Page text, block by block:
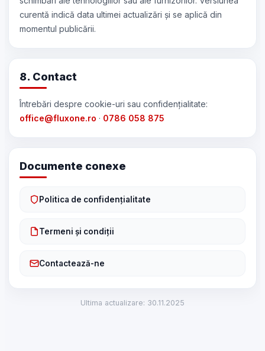
curentă indică data ultimei actualizări și se aplică din
momentul publicării.
8. Contact
Întrebări despre cookie-uri sau confidențialitate:
office@fluxone.ro · 0786 058 875
Documente conexe
Politica de confidențialitate
Termeni și condiții
Contactează-ne
Ultima actualizare: 30.11.2025